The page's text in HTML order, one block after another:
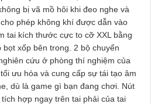
bị vã mồ hôi khi đeo nghe và
phép không khí được dẫn vào
tai kích thước cực to cỡ XXL bằng
xốp bên trong. 2 bộ chuyển
cứu ở phòng thí nghiệm của
ưu hóa và cung cấp sự tái tạo âm
dù là game gì bạn đang chơi. Nút
hợp ngay trên tai phải của tai